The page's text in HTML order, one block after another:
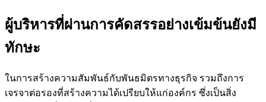
ผู้บริหารที่ผ่านการคัดสรรอย่างเข้มข้นยังมี
ทักษะ
ในการสร้างความสัมพันธ์กับพันธมิตรทางธุรกิจ รวมถึงการ
เจรจาต่อรองที่สร้างความได้เปรียบให้แก่องค์กร ซึ่งเป็นสิ่ง